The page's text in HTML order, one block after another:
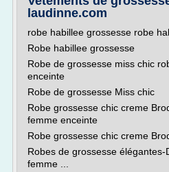
laudinne.com
robe habillee grossesse robe
Robe habillee grossesse
Robe de grossesse miss chic
enceinte
Robe de grossesse Miss chic
Robe grossesse chic creme
femme enceinte
Robe grossesse chic creme
Robes de grossesse
femme ...